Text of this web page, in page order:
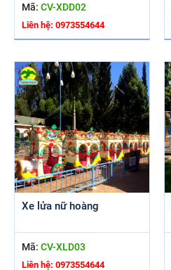
Mã: CV-XDD02
Liên hệ: 0973554644
Xe lửa nữ hoàng
Mã: CV-XLD03
Liên hệ: 0973554644